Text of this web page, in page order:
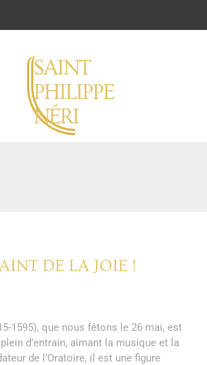
SAINT
PHILIPPE
NÉRI
DE LA JOIE !
1595), que nous fêtons le 26 mai, est
d’entrain, aimant la musique et la
de l’Oratoire, il est une figure